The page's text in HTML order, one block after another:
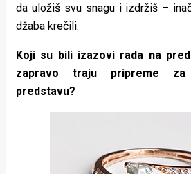
da uložiš svu snagu i izdržiš –
džaba krečili.
Koji su bili izazovi rada na
zapravo traju pripreme
predstavu?